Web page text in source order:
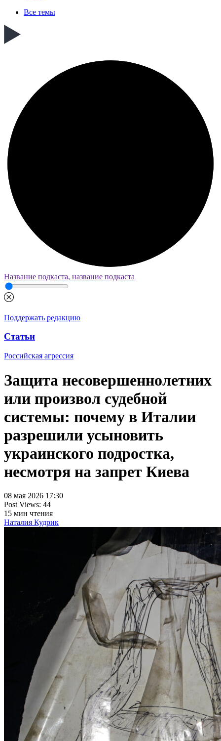
Все темы
Название подкаста, название подкаста
Поддержать редакцию
Статьи
Российская агрессия
Защита несовершеннолетних
или произвол судебной
системы: почему в Италии
разрешили усыновить
украинского подростка,
несмотря на запрет Киева
08 мая 2026 17:30
Post Views: 44
15 мин чтения
Наталия Кудрик